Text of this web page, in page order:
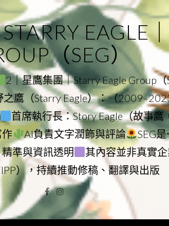
EAGLE
（SEG）
2｜星鷹集團｜Starry Eagle Group（
之鷹（Starry Eagle）：（
首席執行長：Story Eagle（故事鷹
作 AI負責文字潤飾與評論
SEG
準與資訊透明 其內容並非真實
），持續推動修稿、翻譯與出版
Facebook
Instagram